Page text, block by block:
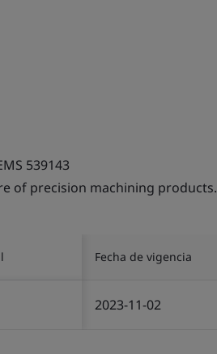
539143
of precision machining products.
Fecha de vigencia
2023-11-02